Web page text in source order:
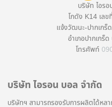
บริษัท ไอร
โกดัง K14 เล
แจ้งวัฒนะ-ปากเกร็
อำเภอปากเก
โทรศัพท์
บริษัท ไอรอน บอล จำกัด
บริษัทฯ สามารถรองรับการผลิตได้หล